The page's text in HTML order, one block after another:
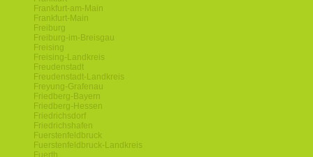
Frankfurt-am-Main
Frankfurt-Main
Freiburg
Freiburg-im-Breisgau
Freising
Freising-Landkreis
Freudenstadt
Freudenstadt-Landkreis
Freyung-Grafenau
Friedberg-Bayern
Friedberg-Hessen
Friedrichsdorf
Friedrichshafen
Fuerstenfeldbruck
Fuerstenfeldbruck-Landkreis
Fuerth